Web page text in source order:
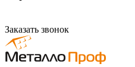
Заказать звонок